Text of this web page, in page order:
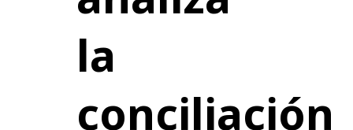
la
conciliación